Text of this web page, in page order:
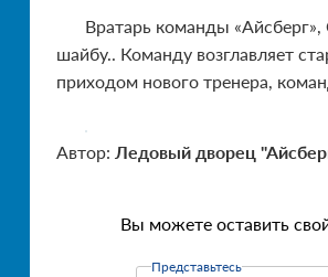
Вратарь команды
шайбу.. Команду возглавляет
приходом нового тренера,
Автор: Ледовый дворец
Вы можете оставить
Представьтесь